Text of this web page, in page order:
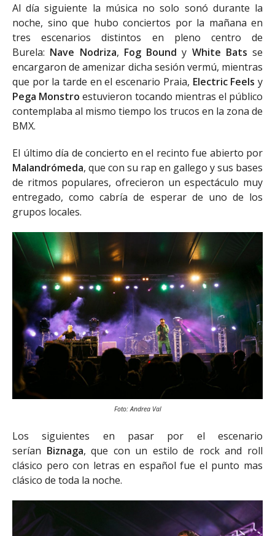
Al día siguiente la música no solo sonó durante la
noche, sino que hubo conciertos por la mañana en
tres escenarios distintos en pleno centro de
Burela: Nave Nodriza, Fog Bound y White Bats se
encargaron de amenizar dicha sesión vermú, mientras
que por la tarde en el escenario Praia, Electric Feels y
Pega Monstro estuvieron tocando mientras el público
contemplaba al mismo tiempo los trucos en la zona de
BMX.
El último día de concierto en el recinto fue abierto por
Malandrómeda, que con su rap en gallego y sus bases
de ritmos populares, ofrecieron un espectáculo muy
entregado, como cabría de esperar de uno de los
grupos locales.
Foto: Andrea Val
Los siguientes en pasar por el escenario
serían Biznaga, que con un estilo de rock and roll
clásico pero con letras en español fue el punto mas
clásico de toda la noche.